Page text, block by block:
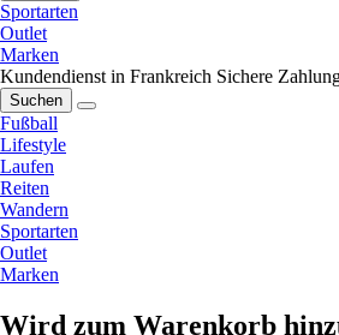
Sportarten
Outlet
Marken
Kundendienst in Frankreich Sichere
Suchen
Fußball
Lifestyle
Laufen
Reiten
Wandern
Sportarten
Outlet
Marken
Wird zum Warenkorb